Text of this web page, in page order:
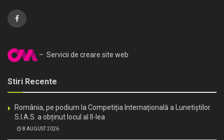
– Servicii de creare site web
Stiri Recente
România, pe podium la Competiția Internațională a Lunetiștilor.
S.I.A.S. a obținut locul al II-lea
8 AUGUST 2026